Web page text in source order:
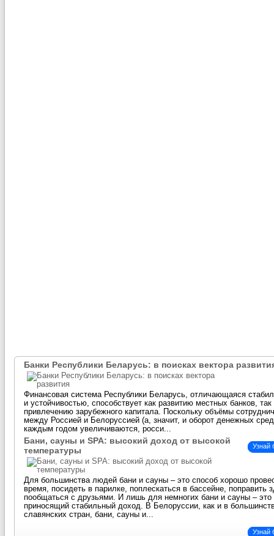
Банки Республики Беларусь: в поисках вектора
Финансовая система Республики Беларусь, отличающаяся
и устойчивостью, способствует как развитию местных банков, так
привлечению зарубежного капитала. Поскольку объёмы
между Россией и Белоруссией (а, значит, и оборот денежных
каждым годом увеличиваются, росси...
Узнай
Бани, сауны и SPA: высокий доход от высокой
температуры
Для большинства людей бани и сауны – это способ хорошо
время, посидеть в парилке, поплескаться в бассейне, поправить
пообщаться с друзьями. И лишь для немногих бани и сауны – это
приносящий стабильный доход. В Белоруссии, как и в
славянских стран, бани, сауны и...
Узнай